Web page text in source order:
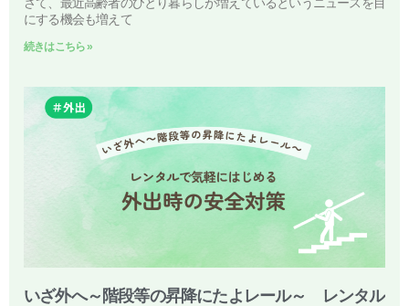
にする機会も増えて
続きはこちら »
いざ外へ～階段等の昇降にたよレール～ レンタル